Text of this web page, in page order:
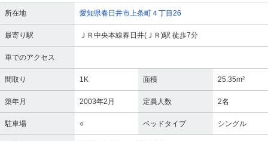
所在地 愛知県春日井市上条町４丁目26
最寄り駅 ＪＲ中央本線春日井(ＪＲ)駅 徒歩7分
車でのアクセス
間取り 1K 面積 25.35m²
築年月 2003年2月 定員人数 2名
駐車場 ○ ベッドタイプ シングル